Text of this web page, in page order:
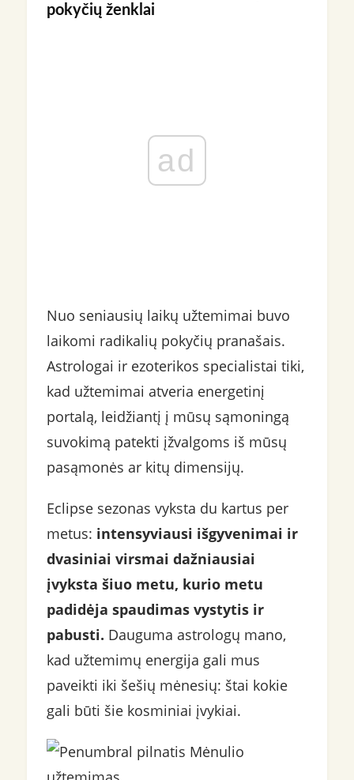
pokyčių ženklai
ad
Nuo seniausių laikų užtemimai buvo
laikomi radikalių pokyčių pranašais.
Astrologai ir ezoterikos specialistai tiki,
kad užtemimai atveria energetinį
portalą, leidžiantį į mūsų sąmoningą
suvokimą patekti įžvalgoms iš mūsų
pasąmonės ar kitų dimensijų.
Eclipse sezonas vyksta du kartus per
metus: intensyviausi išgyvenimai ir
dvasiniai virsmai dažniausiai
įvyksta šiuo metu, kurio metu
padidėja spaudimas vystytis ir
pabusti. Dauguma astrologų mano,
kad užtemimų energija gali mus
paveikti iki šešių mėnesių: štai kokie
gali būti šie kosminiai įvykiai.